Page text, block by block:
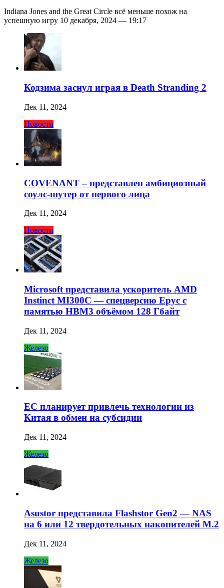
Indiana Jones and the Great Circle всё меньше похож на
успешную игру 10 декабря, 2024 — 19:17
Кодзима заснул играя в Death Stranding 2
Дек 11, 2024
Новости
COVENANT – представлен амбициозный
соулс-шутер от первого лица
Дек 11, 2024
Новости
Microsoft представила ускоритель AMD
Instinct MI300C — спецверсию Epyc с
памятью HBM3 объёмом 128 Гбайт
Дек 11, 2024
Железо
ЕС планирует привлечь технологии из
Китая в обмен на субсидии
Дек 11, 2024
Железо
Asustor представила Flashstor Gen2 — NAS
на 6 или 12 твердотельных накопителей M.2
Дек 11, 2024
Железо